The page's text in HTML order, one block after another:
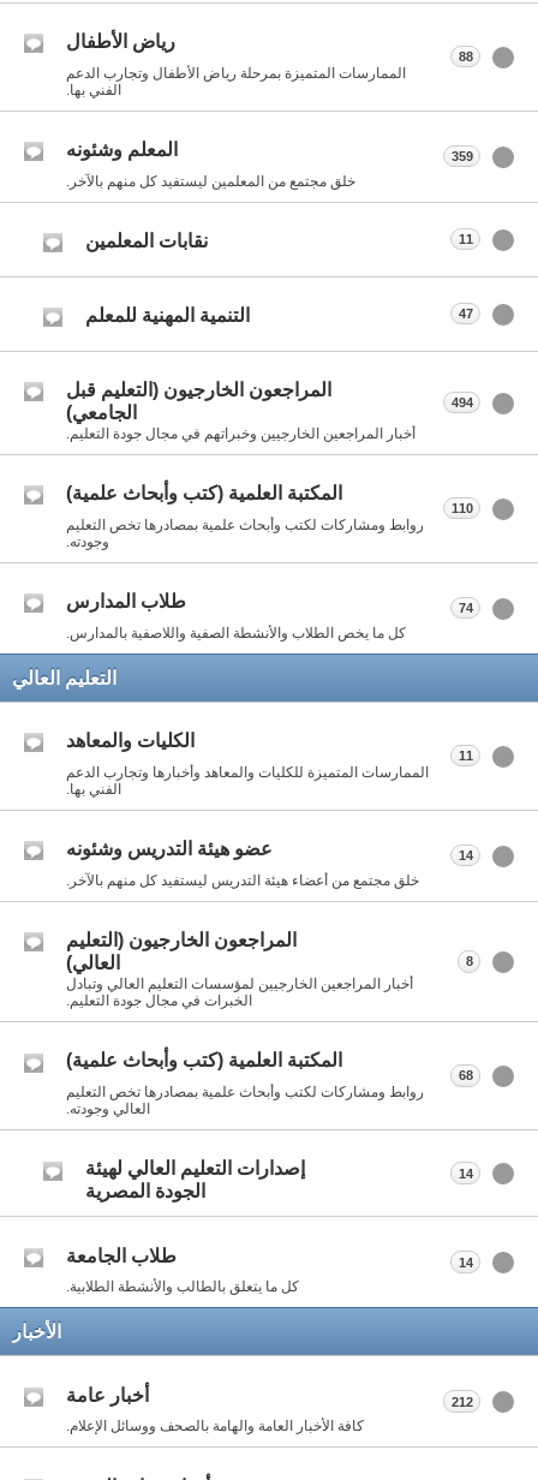
رياض الأطفال
الممارسات المتميزة بمرحلة رياض الأطفال وتجارب الدعم
الفني بها.
88
المعلم وشئونه
خلق مجتمع من المعلمين ليستفيد كل منهم بالآخر.
359
نقابات المعلمين 11
التنمية المهنية للمعلم 47
المراجعون الخارجيون (التعليم قبل
الجامعي)
أخبار المراجعين الخارجيين وخبراتهم في مجال جودة التعليم.
494
المكتبة العلمية (كتب وأبحاث علمية)
روابط ومشاركات لكتب وأبحاث علمية بمصادرها تخص التعليم
وجودته.
110
طلاب المدارس
كل ما يخص الطلاب والأنشطة الصفية واللاصفية بالمدارس.
74
التعليم العالي
الكليات والمعاهد
الممارسات المتميزة للكليات والمعاهد وأخبارها وتجارب الدعم
الفني بها.
11
عضو هيئة التدريس وشئونه
خلق مجتمع من أعضاء هيئة التدريس ليستفيد كل منهم بالآخر.
14
المراجعون الخارجيون (التعليم
العالي)
أخبار المراجعين الخارجيين لمؤسسات التعليم العالي وتبادل
الخبرات في مجال جودة التعليم.
8
المكتبة العلمية (كتب وأبحاث علمية)
روابط ومشاركات لكتب وأبحاث علمية بمصادرها تخص التعليم
العالي وجودته.
68
إصدارات التعليم العالي لهيئة
الجودة المصرية
14
طلاب الجامعة
كل ما يتعلق بالطالب والأنشطة الطلابية.
14
الأخبار
أخبار عامة
كافة الأخبار العامة والهامة بالصحف ووسائل الإعلام.
212